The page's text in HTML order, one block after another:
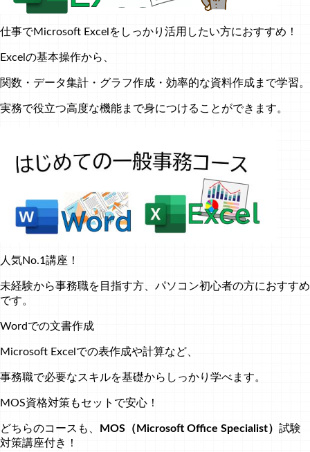
仕事でMicrosoft Excelをしっかり活用したい方におすすめ！
Excelの基本操作から、
関数・データ集計・グラフ作成・効率的な資料作成まで学習。
実務で役立つ高度な機能まで身につけることができます。
人気No.1講座！
未経験から事務職を目指す方、パソコン初心者の方におすすめ
です。
Wordでの文書作成
Microsoft Excelでの表作成や計算など、
事務職で必要なスキルを基礎からしっかり学べます。
MOS資格対策もセットで安心！
どちらのコースも、 MOS（Microsoft Office Specialist） 試験
対策講座付き！